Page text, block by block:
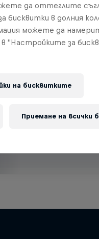
of two-wheel films, shows …
да оттеглите
бисквитки в долния
можете да
в "Настройките за
на бисквитките
Приемане на всички